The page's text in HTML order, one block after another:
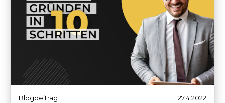
Blogbeitrag 27.4.2022